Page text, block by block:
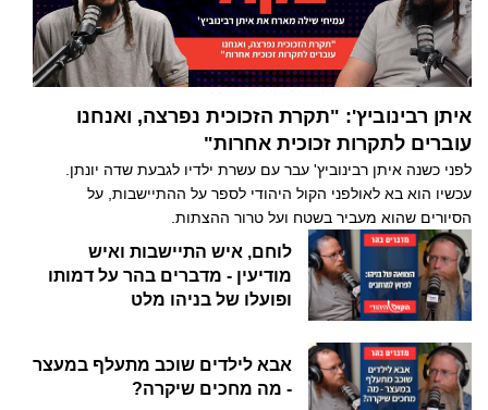
איתן רבינוביץ': "תקרת הזכוכית נפרצה, ואנחנו
עוברים לתקרות זכוכית אחרות"
לפני כשנה איתן רבינוביץ' עבר עם עשרת ילדיו לגבעת שדה יונתן.
עכשיו הוא בא לאולפני הקול היהודי לספר על ההתיישבות, על
הסיורים שהוא מעביר בשטח ועל טרור ההצתות.
לוחם, איש התיישבות ואיש
מודיעין - מדברים בהר על דמותו
ופועלו של בניהו מלט
אבא לילדים שוכב מתעלף במעצר
- מה מחכים שיקרה?